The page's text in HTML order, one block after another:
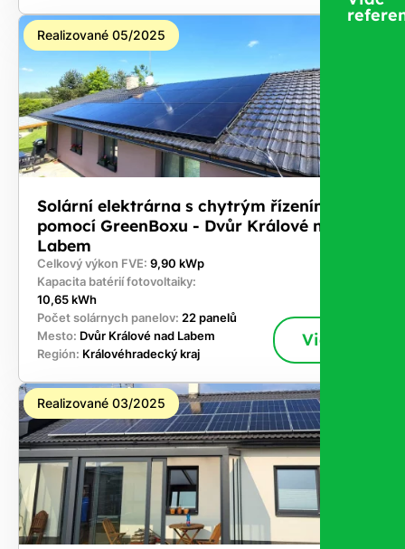
Realizované 05/2025
Solární elektrárna s chytrým řízením
pomocí GreenBoxu - Dvůr Králové nad
Labem
Celkový výkon FVE: 9,90 kWp
Kapacita batérií fotovoltaiky:
10,65 kWh
Počet solárnych panelov: 22 panelů
Mesto: Dvůr Králové nad Labem
Región: Královéhradecký kraj
Viac
Realizované 03/2025